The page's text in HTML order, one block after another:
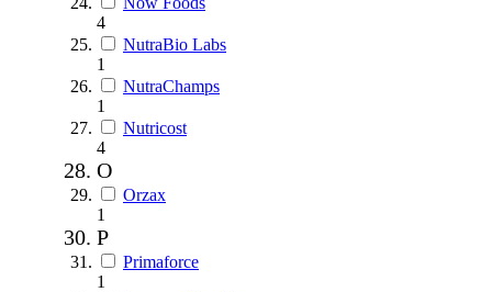
4
NutraBio Labs
1
NutraChamps
1
Nutricost
4
O
Orzax
1
P
Primaforce
1